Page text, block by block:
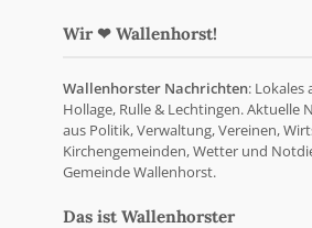
Wir ❤ Wallenhorst!
Wallenhorster Nachrichten: Lokales
Hollage, Rulle & Lechtingen. Aktuelle
aus Politik, Verwaltung, Vereinen,
Kirchengemeinden, Wetter und
Gemeinde Wallenhorst.
Das ist Wallenhorster